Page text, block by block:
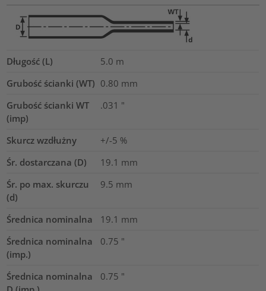
Długość (L) 5.0 m
Grubość ścianki (WT) 0.80 mm
Grubość ścianki WT
(imp)
.031 "
Skurcz wzdłużny
+/-5 %
Śr. dostarczana (D)
19.1 mm
Śr. po max. skurczu
(d)
9.5 mm
Średnica nominalna 19.1 mm
Średnica nominalna
(imp.)
0.75 "
Średnica nominalna
0.75 "